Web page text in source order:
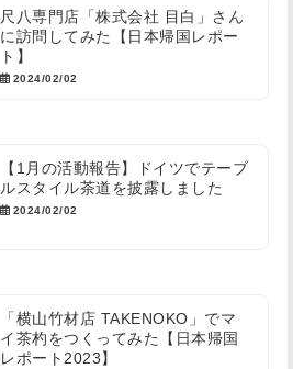
尺八専門店「株式会社 目白」さん
に訪問してみた【日本帰国レポー
ト】
2024/02/02
【1月の活動報告】ドイツでテーブ
ルスタイル茶道を披露しました
2024/02/02
「横山竹材店 TAKENOKO」でマ
イ茶杓をつくってみた【日本帰国
レポート2023】